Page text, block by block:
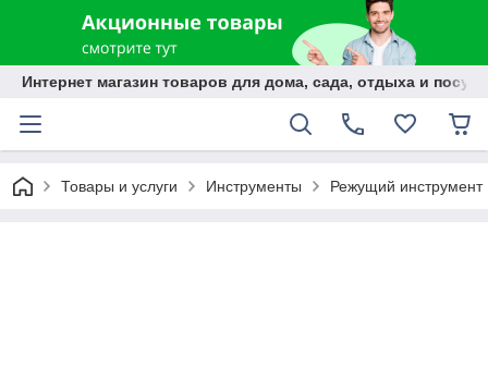
Интернет магазин товаров для дома, сада, отдыха и
Товары и услуги Инструменты Режущий инструмент